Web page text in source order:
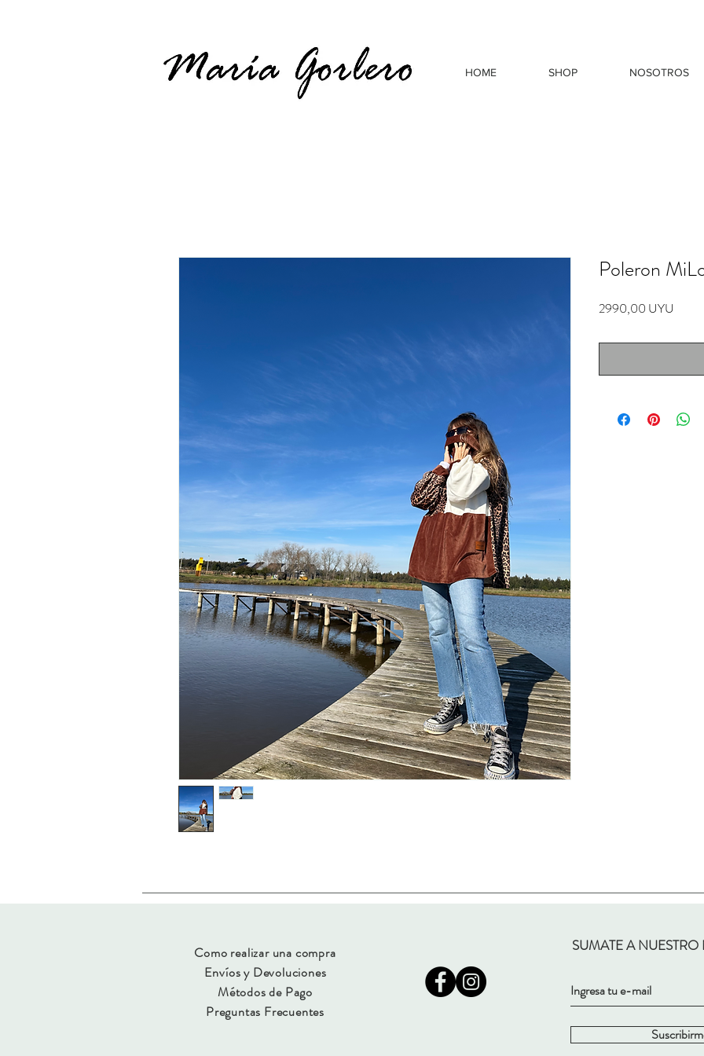
HOME SHOP NOSOTROS
Poleron
2990,00 UYU
Como realizar una compra
Envíos y Devoluciones
Métodos de Pago
Preguntas Frecuentes
SUMATE A NUESTRO